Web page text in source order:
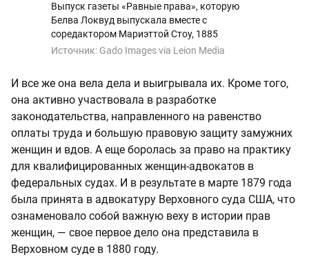
Выпуск газеты «Равные права», которую
Белва Локвуд выпускала вместе с
соредактором Мариэттой Стоу, 1885
Источник: Gado Images via Leion Media
И все же она вела дела и выигрывала их. Кроме того,
она активно участвовала в разработке
законодательства, направленного на равенство
оплаты труда и большую правовую защиту замужних
женщин и вдов. А еще боролась за право на практику
для квалифицированных женщин-адвокатов в
федеральных судах. И в результате в марте 1879 года
была принята в адвокатуру Верховного суда США, что
ознаменовало собой важную веху в истории прав
женщин, — свое первое дело она представила в
Верховном суде в 1880 году.